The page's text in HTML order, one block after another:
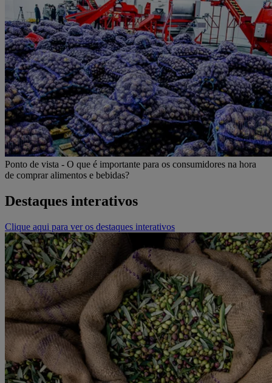
Ponto de vista - O que é importante para os consumidores na hora
de comprar alimentos e bebidas?
Destaques interativos
Clique aqui para ver os destaques interativos